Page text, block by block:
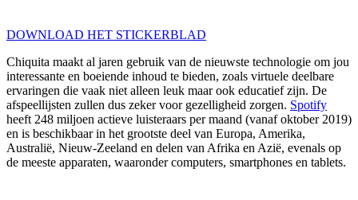
DOWNLOAD HET STICKERBLAD
Chiquita maakt al jaren gebruik van de nieuwste technologie om jou
interessante en boeiende inhoud te bieden, zoals virtuele deelbare
ervaringen die vaak niet alleen leuk maar ook educatief zijn. De
afspeellijsten zullen dus zeker voor gezelligheid zorgen. Spotify
heeft 248 miljoen actieve luisteraars per maand (vanaf oktober 2019)
en is beschikbaar in het grootste deel van Europa, Amerika,
Australië, Nieuw-Zeeland en delen van Afrika en Azië, evenals op
de meeste apparaten, waaronder computers, smartphones en tablets.